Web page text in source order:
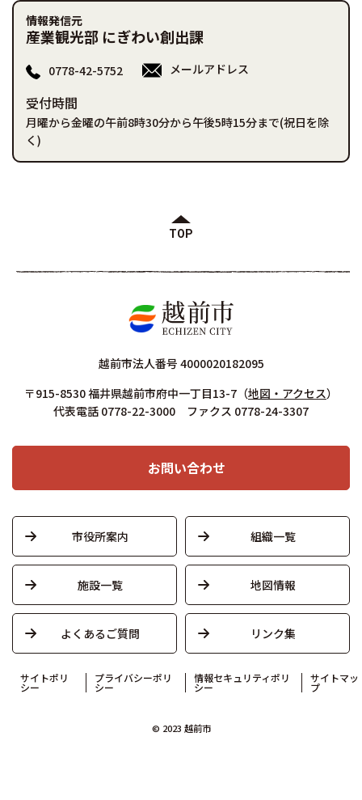
情報発信元
産業観光部 にぎわい創出課
0778-42-5752 メールアドレス
受付時間
月曜から金曜の午前8時30分から午後5時15分まで(祝日を除
く)
TOP
越前市法人番号 4000020182095
〒915-8530 福井県越前市府中一丁目13-7 （地図・アクセス）
代表電話 0778-22-3000 ファクス 0778-24-3307
お問い合わせ
市役所案内 組織一覧
施設一覧 地図情報
よくあるご質問 リンク集
サイトポリ
シー
プライバシーポリ
シー
情報セキュリティポリ
シー
サイトマッ
プ
© 2023 越前市